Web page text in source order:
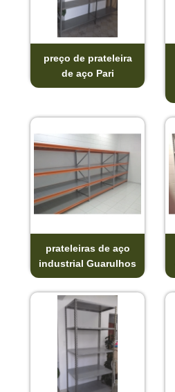
preço de prateleira
de aço Pari
prateleiras de aço
industrial Guarulhos